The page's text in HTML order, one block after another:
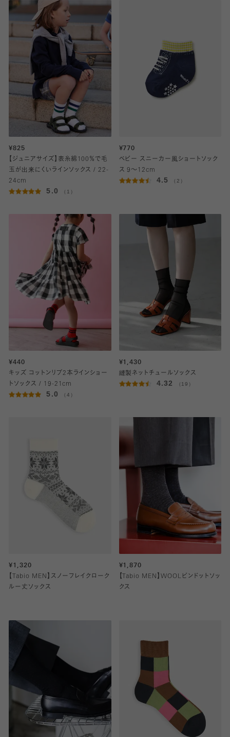
¥825
【ジュニアサイズ】表糸綿100％で毛
玉が出来にくいラインソックス / 22-
24cm
5.0 （1）
¥770
ベビー スニーカー風ショートソック
ス 9～12cm
4.5 （2）
¥440
キッズ コットンリブ2本ラインショー
トソックス / 19-21cm
5.0 （4）
¥1,430
縫製ネットチュールソックス
4.32 （19）
¥1,320
【Tabio MEN】スノーフレイクローク
ルー丈ソックス
¥1,870
【Tabio MEN】WOOLピンドットソッ
クス